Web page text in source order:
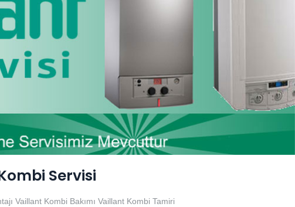
Servisi
Vaillant Kombi Bakımı Vaillant Kombi Tamiri